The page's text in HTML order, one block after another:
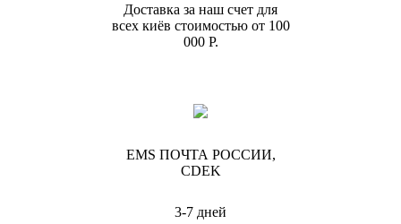
Доставка за наш счет для
всех киёв стоимостью от 100
000 Р.
EMS ПОЧТА РОССИИ,
CDEK
3-7 дней